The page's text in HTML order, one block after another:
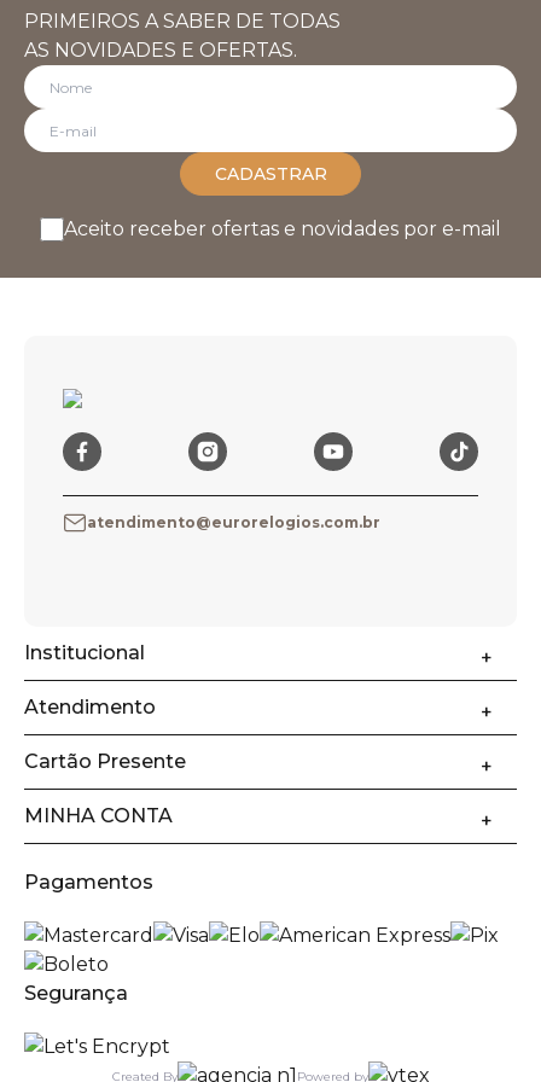
PRIMEIROS A SABER DE TODAS
AS NOVIDADES E OFERTAS.
CADASTRAR
Aceito receber ofertas e novidades por e-mail
atendimento@eurorelogios.com.br
Institucional
Atendimento
Cartão Presente
MINHA CONTA
Pagamentos
Segurança
Created By Powered by